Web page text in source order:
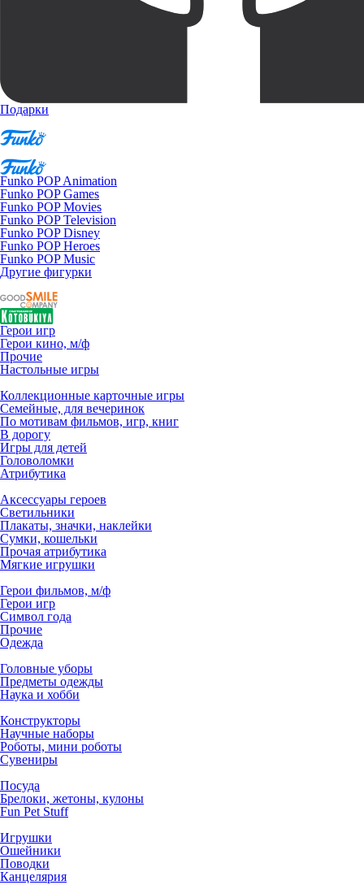
Подарки
Funko POP Animation
Funko POP Games
Funko POP Movies
Funko POP Television
Funko POP Disney
Funko POP Heroes
Funko POP Music
Другие фигурки
Герои игр
Герои кино, м/ф
Прочие
Настольные игры
Коллекционные карточные игры
Семейные, для вечеринок
По мотивам фильмов, игр, книг
В дорогу
Игры для детей
Головоломки
Атрибутика
Аксессуары героев
Светильники
Плакаты, значки, наклейки
Сумки, кошельки
Прочая атрибутика
Мягкие игрушки
Герои фильмов, м/ф
Герои игр
Символ года
Прочие
Одежда
Головные уборы
Предметы одежды
Наука и хобби
Конструкторы
Научные наборы
Роботы, мини роботы
Сувениры
Посуда
Брелоки, жетоны, кулоны
Fun Pet Stuff
Игрушки
Ошейники
Поводки
Канцелярия